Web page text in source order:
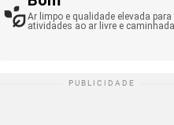
Ar limpo e qualidade elevada
atividades ao ar livre e